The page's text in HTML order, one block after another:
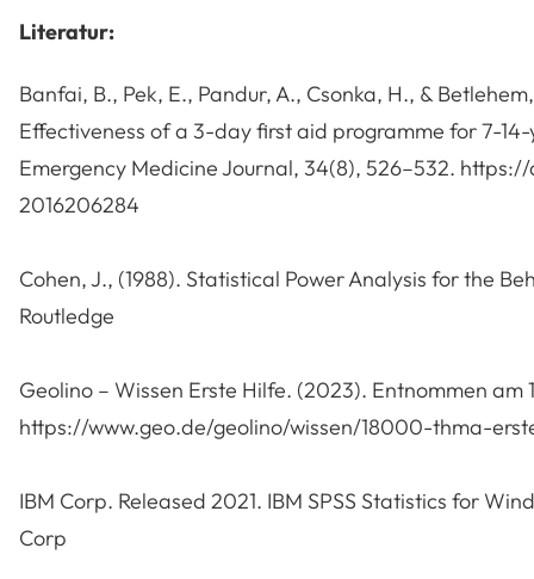
Literatur:
Banfai, B., Pek, E., Pandur, A., Csonka, H., &
Effectiveness of a 3-day first aid programme for 7-
Emergency Medicine Journal, 34(8), 526–532.
2016206284
Cohen, J., (1988). Statistical Power Analysis for the
Routledge
Geolino – Wissen Erste Hilfe. (2023). Entnommen am
https://www.geo.de/geolino/wissen/18000-thma-
IBM Corp. Released 2021. IBM SPSS Statistics for
Corp